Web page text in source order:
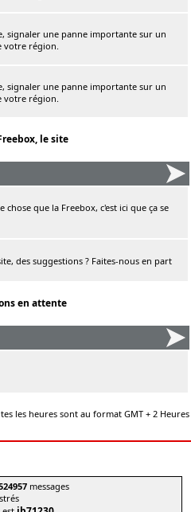
signaler une panne importante sur un
votre région.
signaler une panne importante sur un
votre région.
le site
que la Freebox, c'est ici que ça se
des suggestions ? Faites-nous en part
en attente
les heures sont au format GMT + 2 Heures
messages